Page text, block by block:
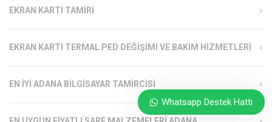
EKRAN KARTI TAMIRI
EKRAN KARTI TERMAL PED DEĞIŞIMI VE BAKIM HIZMETLERI
EN İYI ADANA BILGISAYAR TAMIRCISI
Whatsapp Destek Hattı